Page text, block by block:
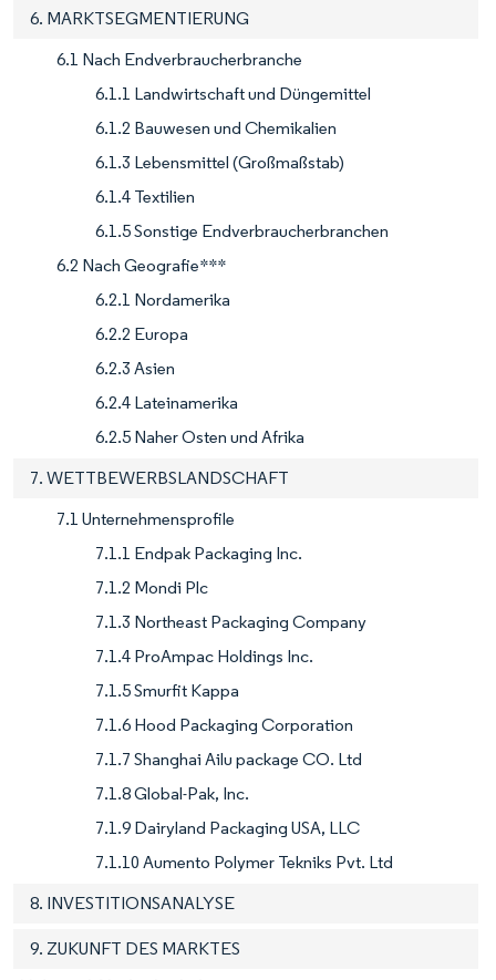
6. MARKTSEGMENTIERUNG
6.1 Nach Endverbraucherbranche
6.1.1 Landwirtschaft und Düngemittel
6.1.2 Bauwesen und Chemikalien
6.1.3 Lebensmittel (Großmaßstab)
6.1.4 Textilien
6.1.5 Sonstige Endverbraucherbranchen
6.2 Nach Geografie***
6.2.1 Nordamerika
6.2.2 Europa
6.2.3 Asien
6.2.4 Lateinamerika
6.2.5 Naher Osten und Afrika
7. WETTBEWERBSLANDSCHAFT
7.1 Unternehmensprofile
7.1.1 Endpak Packaging Inc.
7.1.2 Mondi Plc
7.1.3 Northeast Packaging Company
7.1.4 ProAmpac Holdings Inc.
7.1.5 Smurfit Kappa
7.1.6 Hood Packaging Corporation
7.1.7 Shanghai Ailu package CO. Ltd
7.1.8 Global-Pak, Inc.
7.1.9 Dairyland Packaging USA, LLC
7.1.10 Aumento Polymer Tekniks Pvt. Ltd
8. INVESTITIONSANALYSE
9. ZUKUNFT DES MARKTES